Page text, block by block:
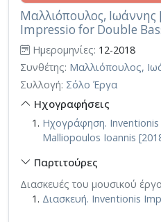
Μαλλιόπουλος,
Impressio for Double
Ημερομηνίες: 12-2018
Συνθέτης: Μαλλιόπουλος,
Συλλογή: Σόλο Έργα
Ηχογραφήσεις
Ηχογράφηση.
Malliopoulos Ioannis
Παρτιτούρες
Διασκευές του μουσικού
Διασκευή. Inventionis